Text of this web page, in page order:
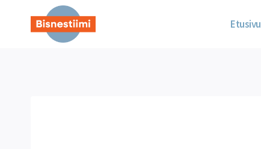
sisältöön
Etusivu